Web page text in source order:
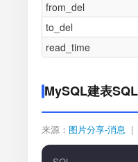
from_del
to_del
read_time
MySQL建表
来源： 图片分享-消息 |